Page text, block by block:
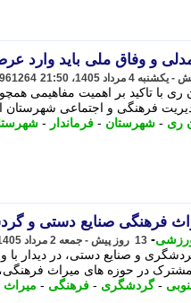
و وفاق ملی باید وارد
ری با تاکید بر اهمیت مفاهیمی
فرهنگی و اجتماعی شهرستان
ری - شهرستان - فرماندار -
فرهنگی صنایع دستی و
- 13 روز پیش - جمعه 2 مرداد 1405، 11:15
و صنایع دستی، در دیدار
در حوزه های میراث
-گردشگری - فرهنگی - میراث